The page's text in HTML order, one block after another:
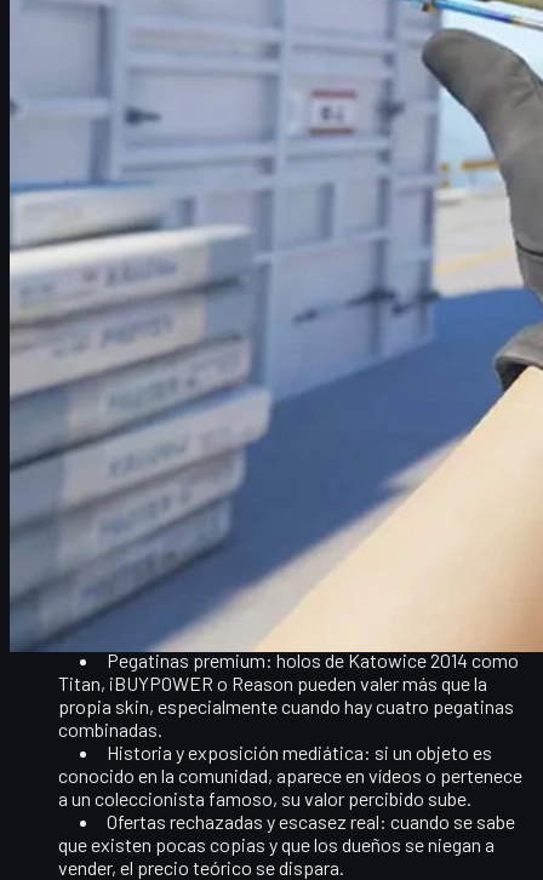
En 2026, las
más exclusivas se mueven incluso en el
rango de los siete dígitos. En este artículo repasamos las ventas
más llamativas conocidas hasta la fecha, explicamos por qué
ciertas combinaciones de patrón, float y pegatinas alcanzan
precios tan absurdos, y te contamos cómo entrar en el mercado
de forma segura en plataformas especializadas como
cs skins
Factores que convierten una skin en un tesoro
Antes de ver el top de skins más caras, conviene entender qué
hace que un ítem se dispare de precio. No todo es cuestión de
suerte al abrir cajas: hay una combinación de variables que puede
multiplicar por 100 (o más) el valor de una skin estándar.
Los factores principales son:
Rareza de la colección y del arma
: no es lo mismo un
skin del AK-47 que de un arma casi olvidada; los clásicos
siempre se revalorizan mejor.
Estado (float): Factory New con float ultrabajo es el
estándar de oro. Cada pequeño salto en float puede reducir
el valor de forma notable.
Patrones especiales
: algunos patrones son casi
míticos, como los
Blue Gemde Case Hardened, o los
patrones de máximo color en guantes.
StatTrak
: el contador de bajas añade exclusividad,
sobre todo cuando se combina con un float perfecto.
Pegatinas premium: holos de Katowice 2014 como
Titan, iBUYPOWER o Reason pueden valer más que la
propia skin, especialmente cuando hay cuatro pegatinas
combinadas.
Historia y exposición mediática: si un objeto es
conocido en la comunidad, aparece en vídeos o pertenece
a un coleccionista famoso, su valor percibido sube.
Ofertas rechazadas y escasez real: cuando se sabe
que existen pocas copias y que los dueños se niegan a
vender, el precio teórico se dispara.